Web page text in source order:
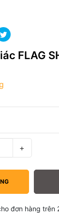
FLAG
+
đơn hàng trên